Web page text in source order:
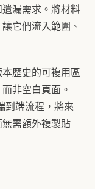
漏需求。將材料
它們流入範圍、
歷史的可複用區
非空白頁面。
到端流程，將來
需額外複製貼